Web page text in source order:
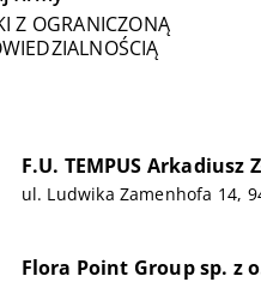
Z OGRANICZONĄ
F.U. TEMPUS Arkadiusz
ul. Ludwika Zamenhofa 14,
Flora Point Group sp. z